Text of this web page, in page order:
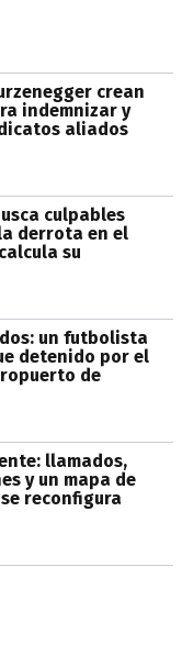
crean
indemnizar y
aliados
culpables
derrota en el
su
un futbolista
detenido por el
de
llamados,
y un mapa de
reconfigura